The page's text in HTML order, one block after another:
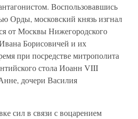
Воспользовавшись
Орды, московский князь изгнал
от Москвы Нижегородского
Борисовичей и их
при посредстве митрополита
стола Иоанн VIII
дочери Василия
сил в связи с воцарением